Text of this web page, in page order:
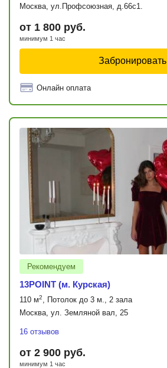
Москва, ул.Профсоюзная, д.66с1.
от 1 800 руб.
минимум 1 час
Забронировать
Онлайн оплата
Рекомендуем
13POINT (м. Курская)
110 м2, Потолок до 3 м., 2 зала
Москва, ул. Земляной вал, 25
16 отзывов
от 2 900 руб.
минимум 1 час